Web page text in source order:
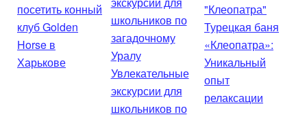
посетить конный
клуб Golden
Horse в
Харькове
Увлекательные
экскурсии для
школьников по
Турецкая баня
«Клеопатра»:
Уникальный
опыт
релаксации